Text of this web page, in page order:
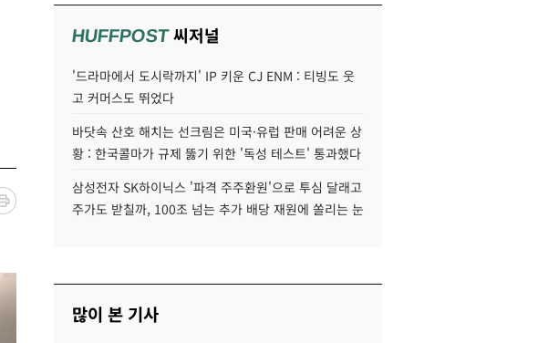
HUFFPOST씨저널
'드라마에서 도시락까지' IP 키운 CJ ENM : 티빙도 웃
고 커머스도 뛰었다
바닷속 산호 해치는 선크림은 미국·유럽 판매 어려운 상
황 : 한국콜마가 규제 뚫기 위한 '독성 테스트' 통과했다
삼성전자 SK하이닉스 '파격 주주환원'으로 투심 달래고
주가도 받칠까, 100조 넘는 추가 배당 재원에 쏠리는 눈
많이 본 기사